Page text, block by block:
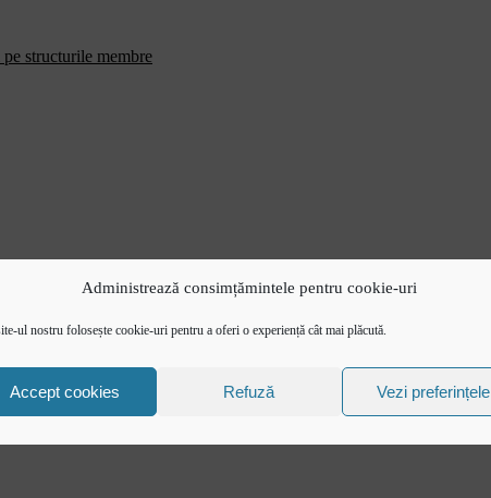
Administrează consimțămintele pentru cookie-uri
ul nostru folosește cookie-uri pentru a oferi o experiență cât mai plăcută.
Accept cookies Refuză Vezi preferințele
structurile membre